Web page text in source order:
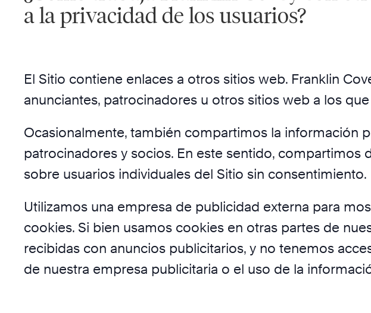
a la privacidad de los usuarios?
El Sitio contiene enlaces a otros sitios web. Franklin
anunciantes, patrocinadores u otros sitios web a los
Ocasionalmente, también compartimos la información
patrocinadores y socios. En este sentido,
sobre usuarios individuales del Sitio sin consentimiento.
Utilizamos una empresa de publicidad externa para
cookies. Si bien usamos cookies en otras partes de
recibidas con anuncios publicitarios, y no tenemos
de nuestra empresa publicitaria o el uso de la